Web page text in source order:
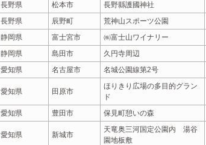
長野県 松本市 長野縣護國神社
長野県 辰野町 荒神山スポーツ公園
静岡県 富士宮市 ㈱富士山ワイナリー
静岡県 島田市 久円寺周辺
愛知県 名古屋市 名城公園線第2号
愛知県 田原市
ほりきり広場の多目的グラン
ド
愛知県 豊田市 保見町憩いの森
愛知県 新城市
天竜奥三河国定公園内 湯谷
園地板敷